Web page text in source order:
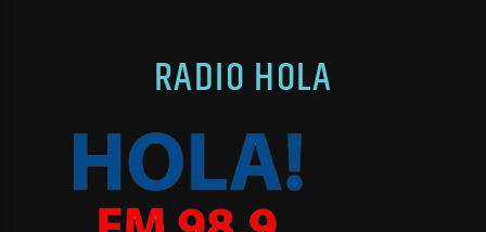
RADIO HOLA